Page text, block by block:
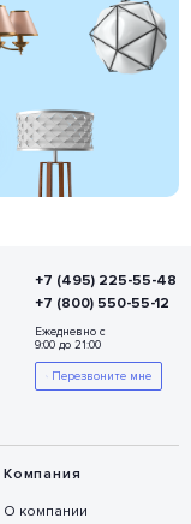
Компания
О компании
+7 (495) 225-55-48
+7 (800) 550-55-12
Ежедневно с
9:00 до 21:00
Перезвоните мне